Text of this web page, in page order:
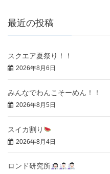
最近の投稿
スクエア夏祭り！！
2026年8月6日
みんなでわんこそーめん！！
2026年8月5日
スイカ割り
2026年8月4日
ロンド研究所